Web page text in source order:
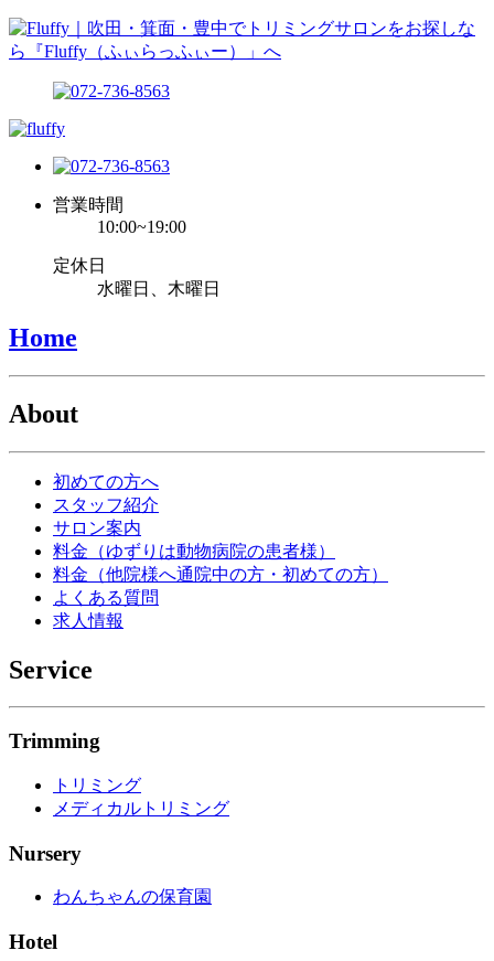
営業時間
10:00~19:00
定休日
水曜日、木曜日
Home
About
初めての方へ
スタッフ紹介
サロン案内
料金（ゆずりは動物病院の患者様）
料金（他院様へ通院中の方・初めての方）
よくある質問
求人情報
Service
Trimming
トリミング
メディカルトリミング
Nursery
わんちゃんの保育園
Hotel